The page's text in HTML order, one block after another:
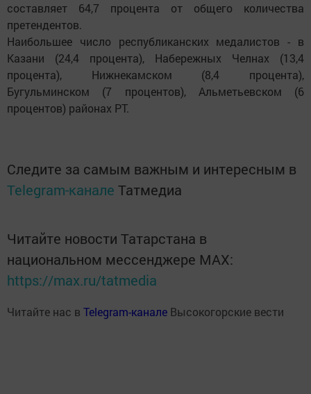
составляет 64,7 процента от общего количества
претендентов.
Наибольшее число республиканских медалистов - в
Казани (24,4 процента), Набережных Челнах (13,4
процента), Нижнекамском (8,4 процента),
Бугульминском (7 процентов), Альметьевском (6
процентов) районах РТ.
Следите за самым важным и интересным в
Telegram-канале Татмедиа
Читайте новости Татарстана в
национальном мессенджере MАХ:
https://max.ru/tatmedia
Читайте нас в Telegram-канале Высокогорские вести